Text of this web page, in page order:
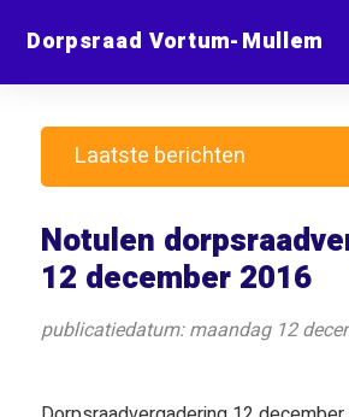
Dorpsraad Vortum-Mullem
Notulen
12 december 2016
publicatiedatum: maandag 12
Laatste berichten